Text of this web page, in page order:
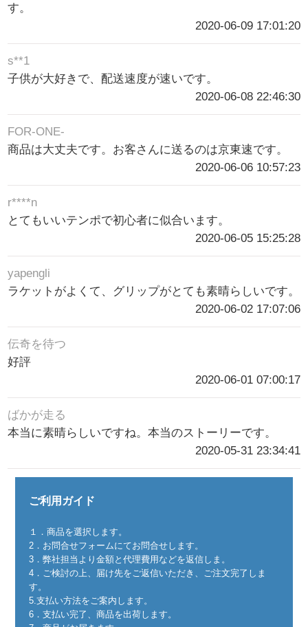
す。
2020-06-09 17:01:20
s**1
子供が大好きで、配送速度が速いです。
2020-06-08 22:46:30
FOR-ONE-
商品は大丈夫です。お客さんに送るのは京東速です。
2020-06-06 10:57:23
r****n
とてもいいテンポで初心者に似合います。
2020-06-05 15:25:28
yapengli
ラケットがよくて、グリップがとても素晴らしいです。
2020-06-02 17:07:06
伝奇を待つ
好評
2020-06-01 07:00:17
ばかが走る
本当に素晴らしいですね。本当のストーリーです。
2020-05-31 23:34:41
ご利用ガイド
１．商品を選択します。
2．お問合せフォームにてお問合せします。
3．弊社担当より金額と代理費用などを返信しま。
4．ご検討の上、届け先をご返信いただき、ご注文完了しま
す。
5.支払い方法をご案内します。
6．支払い完了、商品を出荷します。